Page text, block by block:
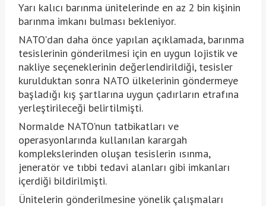
Yarı kalıcı barınma ünitelerinde en az 2 bin kişinin
barınma imkanı bulması bekleniyor.
NATO'dan daha önce yapılan açıklamada, barınma
tesislerinin gönderilmesi için en uygun lojistik ve
nakliye seçeneklerinin değerlendirildiği, tesisler
kurulduktan sonra NATO ülkelerinin göndermeye
başladığı kış şartlarına uygun çadırların etrafına
yerleştirileceği belirtilmişti.
Normalde NATO'nun tatbikatları ve
operasyonlarında kullanılan karargah
komplekslerinden oluşan tesislerin ısınma,
jeneratör ve tıbbi tedavi alanları gibi imkanları
içerdiği bildirilmişti.
Ünitelerin gönderilmesine yönelik çalışmaları